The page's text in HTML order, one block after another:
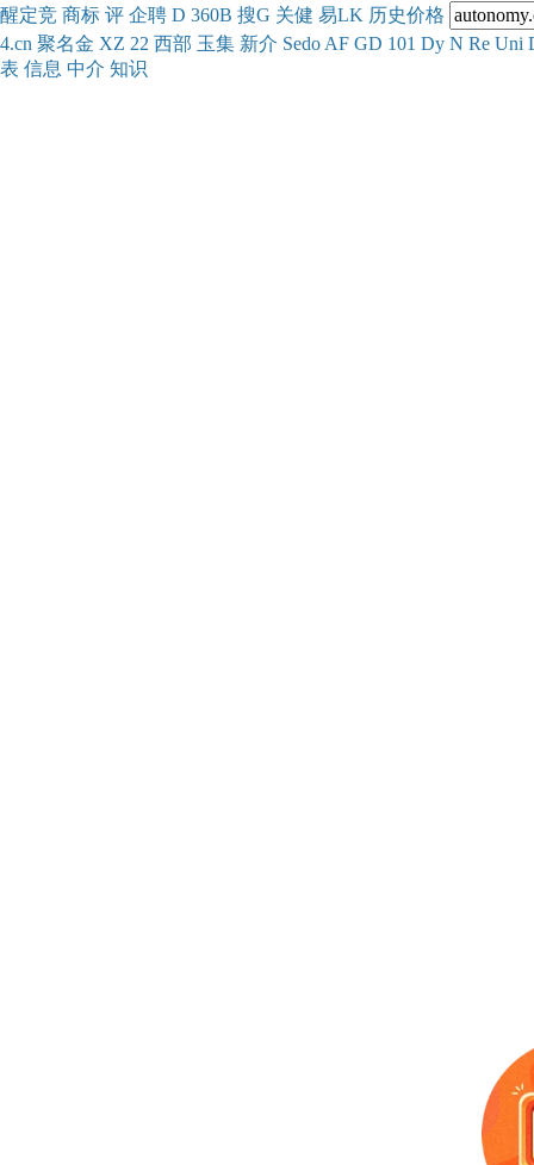
醒定竞 商标 评 企聘 D 360B 搜G 关健 易LK 历史价格
4.cn 聚名金 XZ 22 西部 玉集 新介 Sedo AF GD 101 Dy N Re Uni
表 信息 中介 知识